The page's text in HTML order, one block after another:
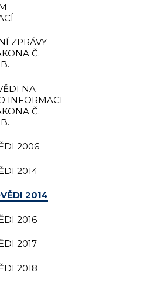
ZPRÁVY
Č.
NA
INFORMACE
Č.
2006
2014
2014
2016
2017
2018